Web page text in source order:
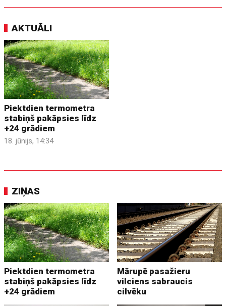
AKTUĀLI
Piektdien termometra
stabiņš pakāpsies līdz
+24 grādiem
18. jūnijs, 14:34
ZIŅAS
Piektdien termometra
stabiņš pakāpsies līdz
+24 grādiem
Mārupē pasažieru
vilciens sabraucis
cilvēku